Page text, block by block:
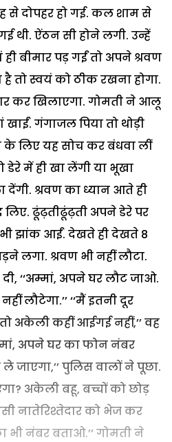
से दोपहर हो गई. कल शाम से
थी. ऐंठन सी होने लगी. उन्हें
बीमार पड़ गईं तो अपने श्रवण
तो स्वयं को ठीक रखना होगा.
कर खिलाएगा. गोमती ने आलू
गंगाजल पिया तो थोड़ी
के लिए यह सोच कर बंधवा लीं
में ही खा लेंगी या भूखा
देंगी. श्रवण का ध्यान आते ही
ढूंढ़तीढूंढ़ती अपने डेरे पर
झांक आईं. देखते ही देखते 8
लगा. श्रवण भी नहीं लौटा.
‘‘अम्मां, अपने घर लौट जाओ.
लौटेगा.’’ ‘‘मैं इतनी दूर
अकेली कहीं आईगई नहीं,’’ वह
अपने घर का फोन नंबर
पुलिस वालों ने पूछा.
अकेली बहू, बच्चों को छोड़
नातेरिश्तेदार को भेज कर
नंबर बताओ.’’ गोमती ने